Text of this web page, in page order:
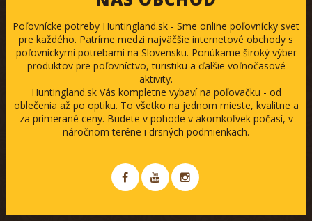
Poľovnícke potreby Huntingland.sk - Sme online poľovnícky svet
pre každého. Patríme medzi najväčšie internetové obchody s
poľovníckymi potrebami na Slovensku. Ponúkame široký výber
produktov pre poľovníctvo, turistiku a ďalšie voľnočasové
aktivity.
Huntingland.sk Vás kompletne vybaví na poľovačku - od
oblečenia až po optiku. To všetko na jednom mieste, kvalitne a
za primerané ceny. Budete v pohode v akomkoľvek počasí, v
náročnom teréne i drsných podmienkach.